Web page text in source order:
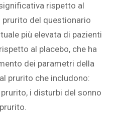
rispetto al
del questionario
più elevata di pazienti
al placebo, che ha
dei parametri della
prurito che includono:
i disturbi del sonno